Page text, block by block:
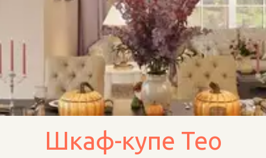
Шкаф-купе Тео